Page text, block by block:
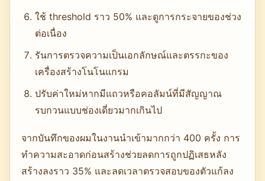
ใช้ threshold ราว 50% และดูการกระจายของช่วง
ต่อเนื่อง
รันการตรวจความเป็นเอกลักษณ์และตรรกะของ
เครื่องสร้างโนโนแกรม
ปรับค่าใหม่หากมีแถวหรือคอลัมน์ที่มีสัญญาณ
รบกวนแบบช่องเดี่ยวมากเกินไป
จากบันทึกของผมในงานนำเข้ามากกว่า 400 ครั้ง การ
ทำความสะอาดก่อนสร้างช่วยลดการถูกปฏิเสธหลัง
สร้างลงราว 35% และลดเวลาตรวจสอบของตัวแก้ลง